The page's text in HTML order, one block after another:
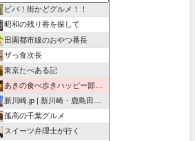
ビバ！街かどグルメ！！
昭和の残り香を探して
田園都市線のおやつ番長
ザっ食次長
東京たべある記
あきの食べ歩きハッピー部｜東長崎・西武池袋線沿線グルメ
新川崎.jp | 新川崎・鹿島田の地域情報配信中！
孤高の千葉グルメ
スイーツ弁理士が行く